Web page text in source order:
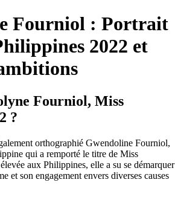
Fourniol : Portrait
2022 et
Fourniol, Miss
?
orthographié Gwendoline Fourniol,
qui a remporté le titre de Miss
aux Philippines, elle a su se démarquer
et son engagement envers diverses causes